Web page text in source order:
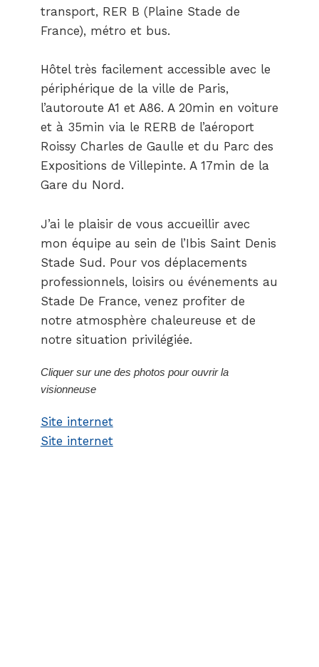
transport, RER B (Plaine Stade de
France), métro et bus.
Hôtel très facilement accessible avec le
périphérique de la ville de Paris,
l’autoroute A1 et A86. A 20min en voiture
et à 35min via le RERB de l’aéroport
Roissy Charles de Gaulle et du Parc des
Expositions de Villepinte. A 17min de la
Gare du Nord.
J’ai le plaisir de vous accueillir avec
mon équipe au sein de l’Ibis Saint Denis
Stade Sud. Pour vos déplacements
professionnels, loisirs ou événements au
Stade De France, venez profiter de
notre atmosphère chaleureuse et de
notre situation privilégiée.
Cliquer sur une des photos pour ouvrir la
visionneuse
Site internet
Site internet